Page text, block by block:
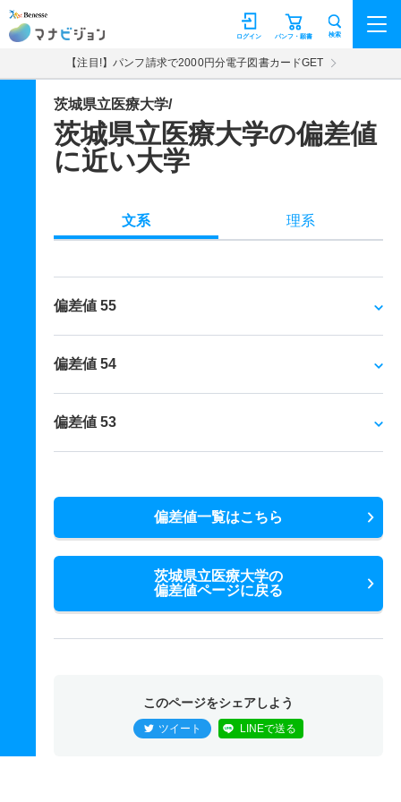
マナビジョン パンフ・願書
ログイン 検索
【注目!】パンフ請求で2000円分電子図書カードGET
茨城県立医療大学/
茨城県立医療大学の偏差値
に近い大学
文系 理系
偏差値 55
偏差値 54
偏差値 53
偏差値一覧はこちら
茨城県立医療大学の
偏差値ページに戻る
このページをシェアしよう
ツイート LINEで送る